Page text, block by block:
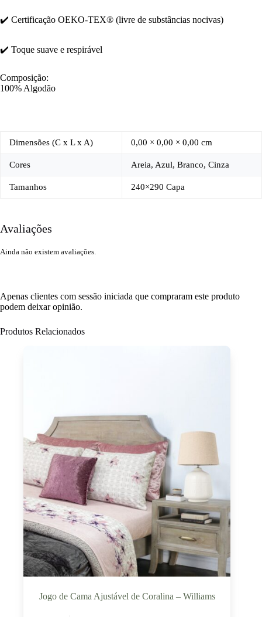
✔️ Certificação OEKO-TEX® (livre de substâncias nocivas)
✔️ Toque suave e respirável
Composição:
100% Algodão
Dimensões (C x L x A) 0,00 × 0,00 × 0,00 cm
Cores Areia, Azul, Branco, Cinza
Tamanhos 240×290 Capa
Avaliações
Ainda não existem avaliações.
Apenas clientes com sessão iniciada que compraram este produto
podem deixar opinião.
Produtos Relacionados
Jogo de Cama Ajustável de Coralina – Williams